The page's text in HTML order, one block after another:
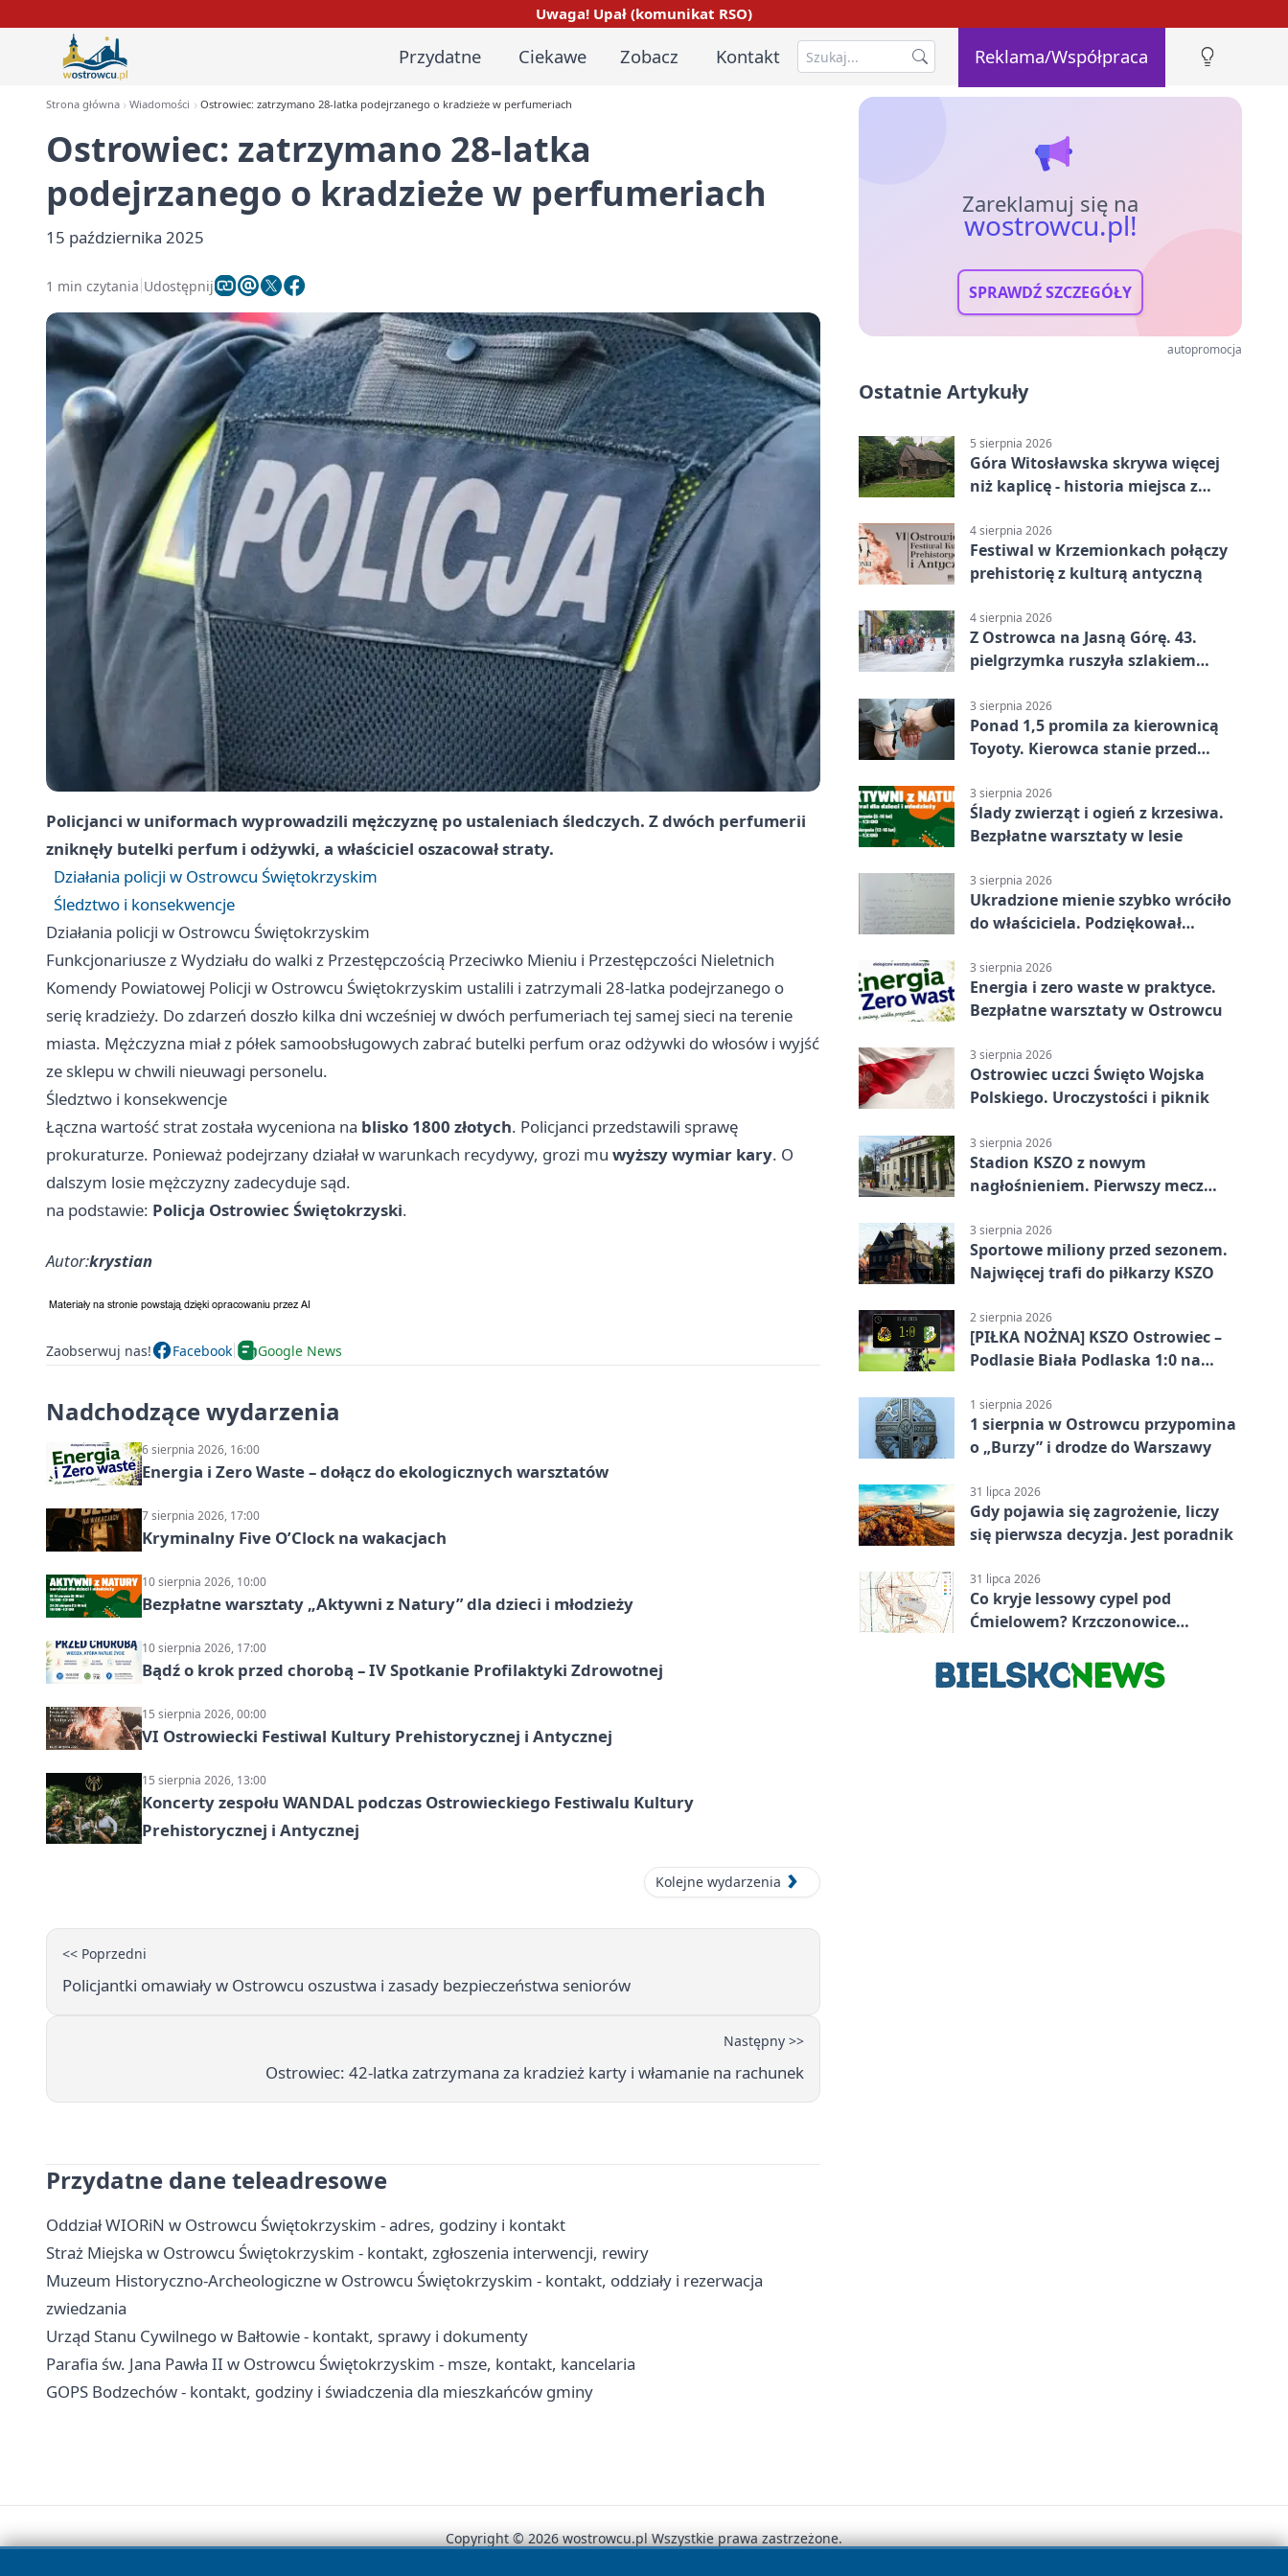
Uwaga! Upał (komunikat RSO)
Przydatne Ciekawe Zobacz Kontakt Reklama/Współpraca
Strona główna Wiadomości Ostrowiec: zatrzymano 28-latka podejrzanego o kradzieże w perfumeriach
Ostrowiec: zatrzymano 28-latka
podejrzanego o kradzieże w perfumeriach
15 października 2025
1 min czytania Udostępnij
Policjanci w uniformach wyprowadzili mężczyznę po ustaleniach śledczych. Z dwóch perfumerii
zniknęły butelki perfum i odżywki, a właściciel oszacował straty.
Działania policji w Ostrowcu Świętokrzyskim
Śledztwo i konsekwencje
Działania policji w Ostrowcu Świętokrzyskim
Funkcjonariusze z Wydziału do walki z Przestępczością Przeciwko Mieniu i Przestępczości Nieletnich
Komendy Powiatowej Policji w Ostrowcu Świętokrzyskim ustalili i zatrzymali 28-latka podejrzanego o
serię kradzieży. Do zdarzeń doszło kilka dni wcześniej w dwóch perfumeriach tej samej sieci na terenie
miasta. Mężczyzna miał z półek samoobsługowych zabrać butelki perfum oraz odżywki do włosów i wyjść
ze sklepu w chwili nieuwagi personelu.
Śledztwo i konsekwencje
Łączna wartość strat została wyceniona na blisko 1800 złotych. Policjanci przedstawili sprawę
prokuraturze. Ponieważ podejrzany działał w warunkach recydywy, grozi mu wyższy wymiar kary. O
dalszym losie mężczyzny zadecyduje sąd.
na podstawie: Policja Ostrowiec Świętokrzyski.
Autor:krystian
Zaobserwuj nas! Facebook Google News
Nadchodzące wydarzenia
6 sierpnia 2026, 16:00
Energia i Zero Waste – dołącz do ekologicznych warsztatów
7 sierpnia 2026, 17:00
Kryminalny Five O’Clock na wakacjach
10 sierpnia 2026, 10:00
Bezpłatne warsztaty „Aktywni z Natury” dla dzieci i młodzieży
10 sierpnia 2026, 17:00
Bądź o krok przed chorobą – IV Spotkanie Profilaktyki Zdrowotnej
15 sierpnia 2026, 00:00
VI Ostrowiecki Festiwal Kultury Prehistorycznej i Antycznej
15 sierpnia 2026, 13:00
Koncerty zespołu WANDAL podczas Ostrowieckiego Festiwalu Kultury
Prehistorycznej i Antycznej
Kolejne wydarzenia
<< Poprzedni
Policjantki omawiały w Ostrowcu oszustwa i zasady bezpieczeństwa seniorów
Następny >>
Ostrowiec: 42-latka zatrzymana za kradzież karty i włamanie na rachunek
Przydatne dane teleadresowe
Oddział WIORiN w Ostrowcu Świętokrzyskim - adres, godziny i kontakt
Straż Miejska w Ostrowcu Świętokrzyskim - kontakt, zgłoszenia interwencji, rewiry
Muzeum Historyczno-Archeologiczne w Ostrowcu Świętokrzyskim - kontakt, oddziały i rezerwacja
zwiedzania
Urząd Stanu Cywilnego w Bałtowie - kontakt, sprawy i dokumenty
Parafia św. Jana Pawła II w Ostrowcu Świętokrzyskim - msze, kontakt, kancelaria
GOPS Bodzechów - kontakt, godziny i świadczenia dla mieszkańców gminy
Zareklamuj się na
wostrowcu.pl!
SPRAWDŹ SZCZEGÓŁY
autopromocja
Ostatnie Artykuły
5 sierpnia 2026
Góra Witosławska skrywa więcej
niż kaplicę - historia miejsca z
4 sierpnia 2026
Festiwal w Krzemionkach połączy
prehistorię z kulturą antyczną
4 sierpnia 2026
Z Ostrowca na Jasną Górę. 43.
pielgrzymka ruszyła szlakiem
3 sierpnia 2026
Ponad 1,5 promila za kierownicą
Toyoty. Kierowca stanie przed
3 sierpnia 2026
Ślady zwierząt i ogień z krzesiwa.
Bezpłatne warsztaty w lesie
3 sierpnia 2026
Ukradzione mienie szybko wróciło
do właściciela. Podziękował
3 sierpnia 2026
Energia i zero waste w praktyce.
Bezpłatne warsztaty w Ostrowcu
3 sierpnia 2026
Ostrowiec uczci Święto Wojska
Polskiego. Uroczystości i piknik
3 sierpnia 2026
Stadion KSZO z nowym
nagłośnieniem. Pierwszy mecz
3 sierpnia 2026
Sportowe miliony przed sezonem.
Najwięcej trafi do piłkarzy KSZO
2 sierpnia 2026
[PIŁKA NOŻNA] KSZO Ostrowiec –
Podlasie Biała Podlaska 1:0 na
(Grupa IV)
1 sierpnia 2026
1 sierpnia w Ostrowcu przypomina
o „Burzy” i drodze do Warszawy
31 lipca 2026
Gdy pojawia się zagrożenie, liczy
się pierwsza decyzja. Jest poradnik
31 lipca 2026
Co kryje lessowy cypel pod
Ćmielowem? Krzczonowice
Copyright © 2026 wostrowcu.pl Wszystkie prawa zastrzeżone.